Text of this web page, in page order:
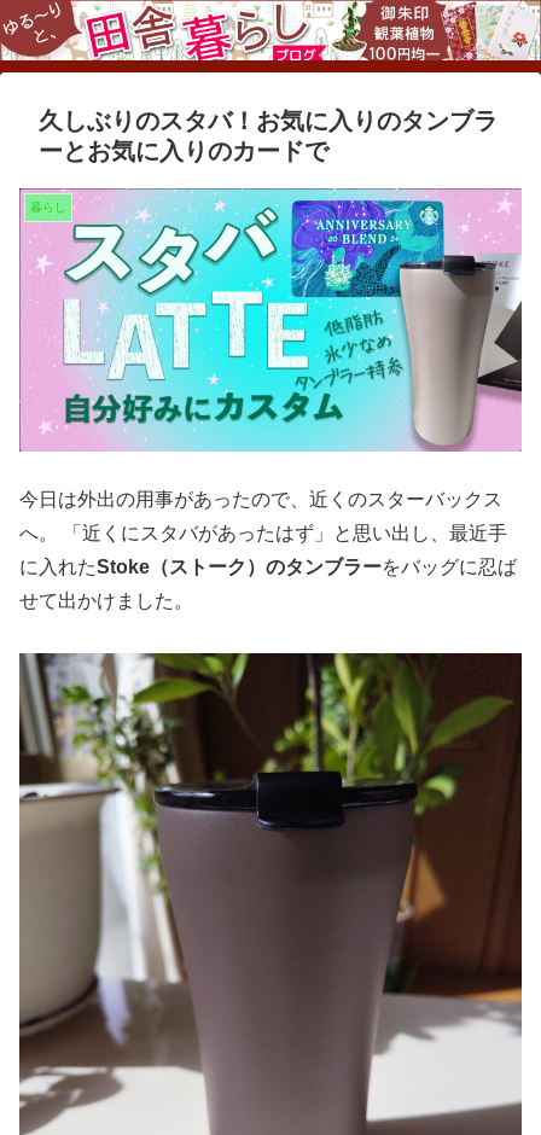
久しぶりのスタバ！お気に入りのタンブラ
ーとお気に入りのカードで
暮らし
今日は外出の用事があったので、近くのスターバックス
へ。 「近くにスタバがあったはず」と思い出し、最近手
に入れたStoke（ストーク）のタンブラーをバッグに忍ば
せて出かけました。